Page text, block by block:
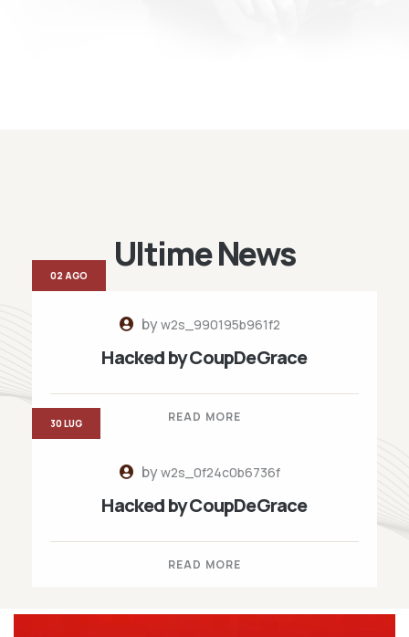
Ultime News
byw2s_990195b961f2
Hacked by CoupDeGrace
READ MORE
02 AGO
byw2s_0f24c0b6736f
Hacked by CoupDeGrace
READ MORE
30 LUG